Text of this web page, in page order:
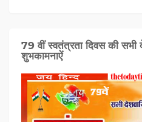
79 वीं स्वतंत्रता दिवस की सभी
शुभकामनाऐं